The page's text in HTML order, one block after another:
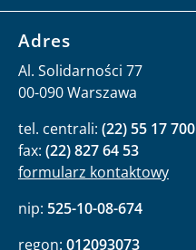
Adres
Al. Solidarności 77
00-090 Warszawa
tel. centrali: (22) 55 17 700
fax: (22) 827 64 53
formularz kontaktowy
nip: 525-10-08-674
regon: 012093073